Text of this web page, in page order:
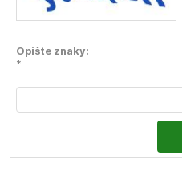
Opište znaky:
*